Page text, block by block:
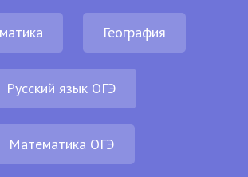
География
Русский язык ОГЭ
Математика ОГЭ